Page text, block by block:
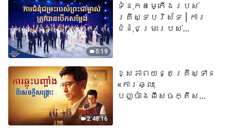
5:19
ទំនុកតម្កើង​របស់​
គ្រីស្ទបរិស័ទ | ការ
ជំនុំជម្រះរបស់
2:48:16
ខ្សែភាពយន្តគ្រីស្ទាន
«ការឆ្លុះ
បញ្ចាំងពីសេចក្តីសង្រ្គោះ»